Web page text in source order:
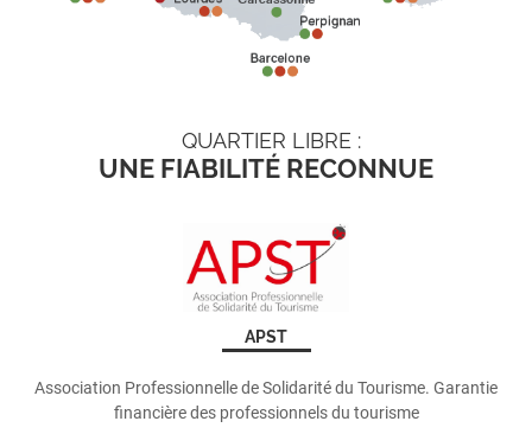
QUARTIER LIBRE :
UNE FIABILITÉ RECONNUE
APST
Association Professionnelle de Solidarité du Tourisme. Garantie
financière des professionnels du tourisme